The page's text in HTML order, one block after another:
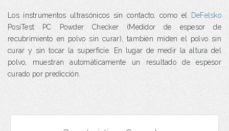
Los instrumentos ultrasónicos sin contacto, como el
DeFelsko
PosiTest PC Powder Checker (Medidor de espesor de
recubrimiento en polvo sin curar), también miden el polvo sin
curar y sin tocar la superficie. En lugar de medir la altura del
polvo, muestran automáticamente un resultado de espesor
curado por predicción.